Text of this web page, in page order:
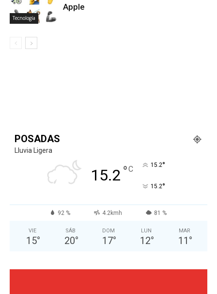
Tecnología
Apple
POSADAS
Lluvia Ligera
15.2 °C 15.2°
15.2°
92 % 4.2kmh 81 %
VIE
15°
SÁB
20°
DOM
17°
LUN
12°
MAR
11 °